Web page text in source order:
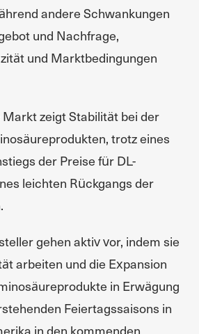
andere Schwankungen
und Nachfrage,
und Marktbedingungen
zeigt Stabilität bei der
trotz eines
der Preise für DL-
leichten Rückgangs der
gehen aktiv vor, indem sie
arbeiten und die Expansion
in Erwägung
Feiertagssaisons in
in den kommenden